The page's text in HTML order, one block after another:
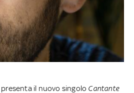
presenta il nuovo singolo Cantante